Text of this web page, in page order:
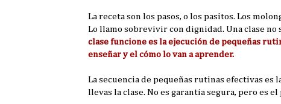
La receta son los pasos, o los pasitos. Los
Lo llamo sobrevivir con dignidad. Una clase
clase funcione es la ejecución de pequeñas
enseñar y el cómo lo van a aprender.
La secuencia de pequeñas rutinas efectivas es
llevas la clase. No es garantía segura, pero es